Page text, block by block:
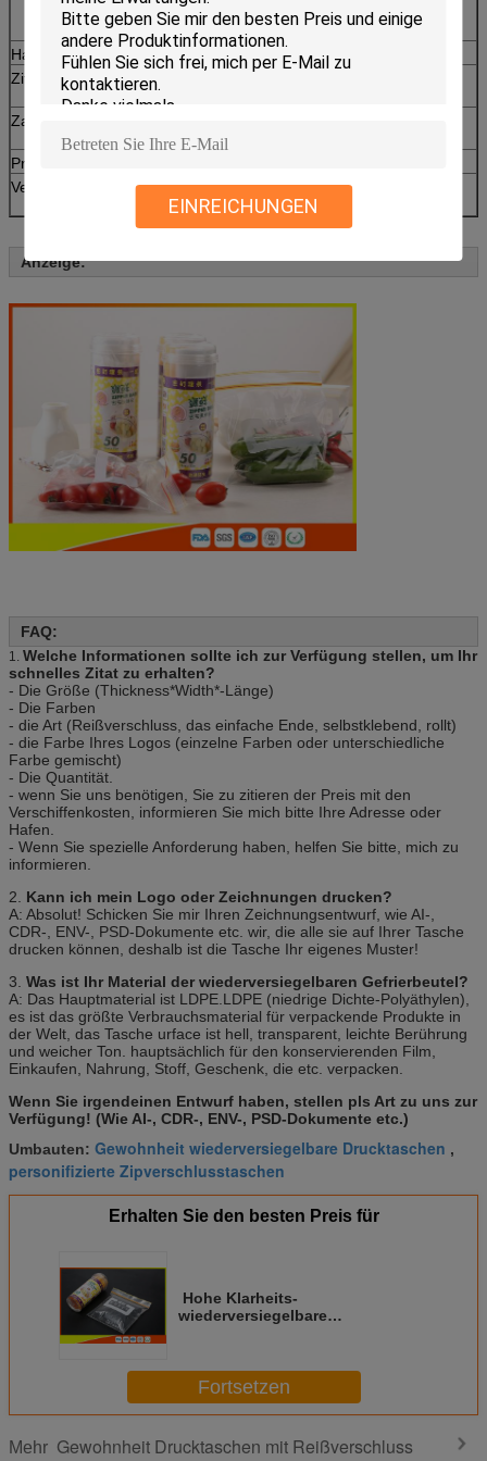
EINREICHUNGEN
fühlen frei, mit uns in Verbindung zu treten!
Hafen
Xiamen, Fujian, China
Zitat
Basis auf Material, Größe, Stärke, Drucken,
quantity& Art
Zahlung
Versand oder L/C, D/P.
Probe
Verpacken
20~30pcs/box, 30boxes/carton oder als
Anforderung des Kunden.
Anzeige:
FAQ:
1. Welche Informationen sollte ich zur Verfügung stellen, um Ihr
schnelles Zitat zu erhalten?
- Die Größe (Thickness*Width*-Länge)
- Die Farben
- die Art (Reißverschluss, das einfache Ende, selbstklebend, rollt)
- die Farbe Ihres Logos (einzelne Farben oder unterschiedliche
Farbe gemischt)
- Die Quantität.
- wenn Sie uns benötigen, Sie zu zitieren der Preis mit den
Verschiffenkosten, informieren Sie mich bitte Ihre Adresse oder
Hafen.
- Wenn Sie spezielle Anforderung haben, helfen Sie bitte, mich zu
informieren.
2. Kann ich mein Logo oder Zeichnungen drucken?
A: Absolut! Schicken Sie mir Ihren Zeichnungsentwurf, wie AI-,
CDR-, ENV-, PSD-Dokumente etc. wir, die alle sie auf Ihrer Tasche
drucken können, deshalb ist die Tasche Ihr eigenes Muster!
3. Was ist Ihr Material der wiederversiegelbaren Gefrierbeutel?
A: Das Hauptmaterial ist LDPE.LDPE (niedrige Dichte-Polyäthylen),
es ist das größte Verbrauchsmaterial für verpackende Produkte in
der Welt, das Tasche urface ist hell, transparent, leichte Berührung
und weicher Ton. hauptsächlich für den konservierenden Film,
Einkaufen, Nahrung, Stoff, Geschenk, die etc. verpacken.
Wenn Sie irgendeinen Entwurf haben, stellen pls Art zu uns zur
Verfügung! (Wie AI-, CDR-, ENV-, PSD-Dokumente etc.)
Umbauten: Gewohnheit wiederversiegelbare Drucktaschen ,
personifizierte Zipverschlusstaschen
Erhalten Sie den besten Preis für
Hohe Klarheits-
wiederversiegelbare
Taschen für Tiefkühlkost
Fortsetzen
Mehr Gewohnheit Drucktaschen mit Reißverschluss